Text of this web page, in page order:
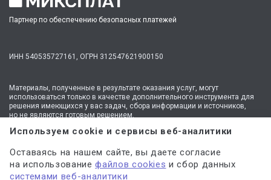
Партнер по обеспечению безопасных платежей
ИНН 540535727161, ОГРН 312547621900150
Материалы, полученные в результате оказания услуг, могут
использоваться только в качестве дополнительного инструмента для
решения имеющихся у вас задач, сбора информации и источников,
но не являются готовым решением.
* №1 на рынке консультационных услуг для студентов по количеству
стационарных офисов-филиалов в 14 городах России (от Иркутска до
вся Россия.
Мы используем файлы cookieисервисы веб-аналитики
для персонализации сервисов и повышения удобства пользования
Используем cookie и сервисы веб-аналитики
Оставаясь на нашем сайте, вы даете согласие
на использованиефайлов cookies и сбор данных
системами веб-аналитики